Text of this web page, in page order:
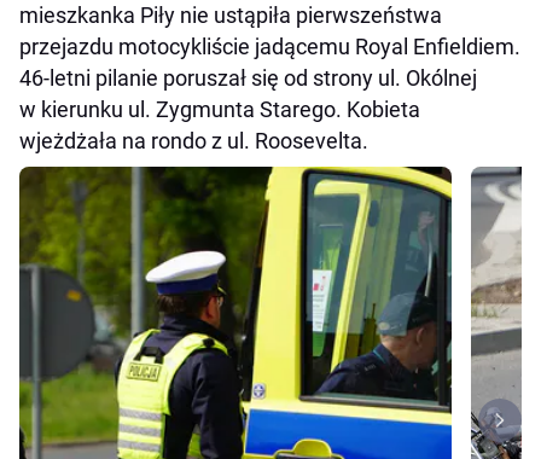
mieszkanka Piły nie ustąpiła pierwszeństwa
przejazdu motocykliście jadącemu Royal Enfieldiem.
46-letni pilanie poruszał się od strony ul. Okólnej
w kierunku ul. Zygmunta Starego. Kobieta
wjeżdżała na rondo z ul. Roosevelta.